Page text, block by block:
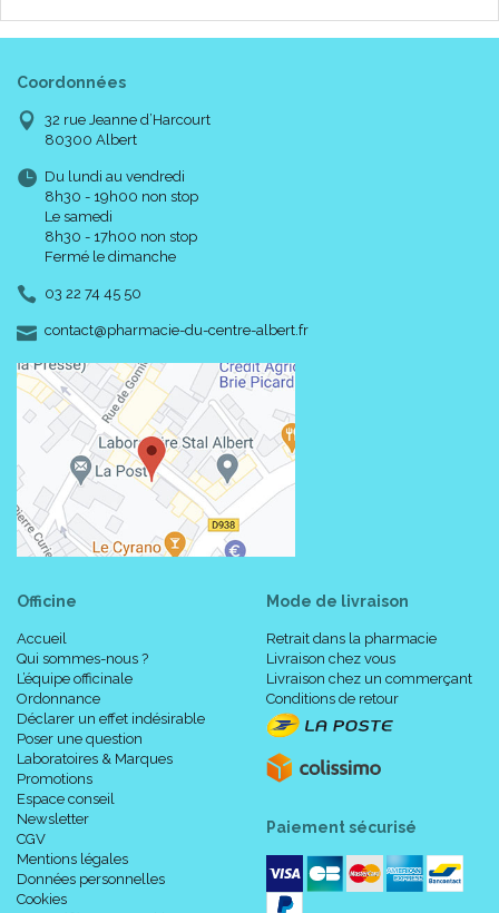
Coordonnées
32 rue Jeanne d’Harcourt
80300 Albert
Du lundi au vendredi
8h30 - 19h00 non stop
Le samedi
8h30 - 17h00 non stop
Fermé le dimanche
03 22 74 45 50
contact-
@-
pharmacie-du-centre-albert.fr
Officine
Accueil
Qui sommes-nous ?
L’équipe officinale
Ordonnance
Déclarer un effet indésirable
Poser une question
Laboratoires & Marques
Promotions
Espace conseil
Newsletter
CGV
Mentions légales
Données personnelles
Cookies
Mode de livraison
Retrait dans la pharmacie
Livraison chez vous
Livraison chez un commerçant
Conditions de retour
Paiement sécurisé